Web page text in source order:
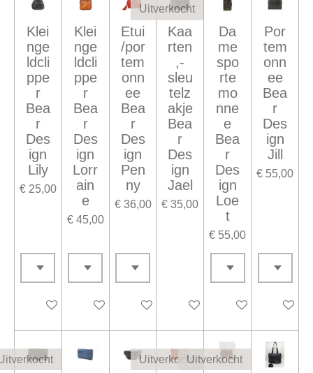
Klei
nge
ldcli
ppe
r
Bea
r
Des
ign
Lily
€ 25,00
In winkelwagen
Klei
nge
ldcli
ppe
r
Bea
r
Des
ign
Lorr
ain
e
€ 45,00
In winkelwagen
Etui
/por
tem
onn
ee
Bea
r
Des
ign
Pen
ny
€ 36,00
In winkelwagen
Uitverkocht
Kaa
rten
,-
sleu
telz
akje
Bea
r
Des
ign
Jael
€ 35,00
Houd mij op de hoogte
Da
me
spo
rte
mo
nne
e
Bea
r
Des
ign
Loe
t
€ 55,00
In winkelwagen
Por
tem
onn
ee
Bea
r
Des
ign
Jill
€ 55,00
In
UitverkochtUitverkocht